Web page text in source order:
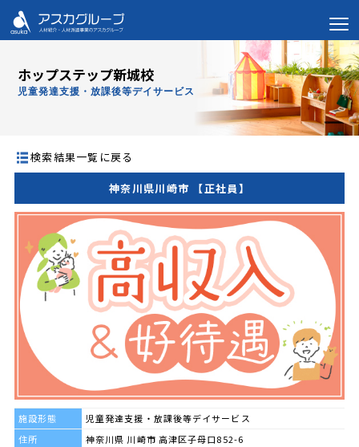
ホップステップ新城校
児童発達支援・放課後等デイサービス
検索結果一覧に戻る
神奈川県川崎市 【正社員】
施設形態
児童発達支援・放課後等デイサービス
住所
神奈川県 川崎市 高津区子母口852-6